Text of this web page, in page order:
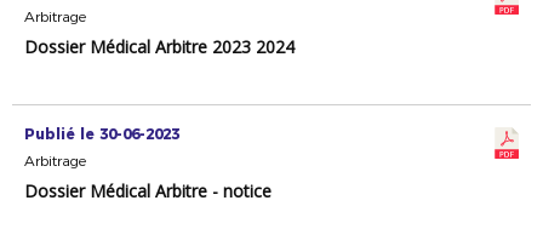
Arbitrage
Dossier Médical Arbitre 2023 2024
Publié le 30-06-2023
Arbitrage
Dossier Médical Arbitre - notice